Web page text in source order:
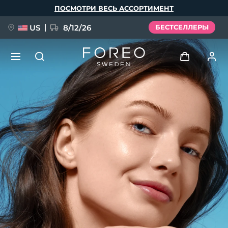
ПОСМОТРИ ВЕСЬ АССОРТИМЕНТ
US 8/12/26 БЕСТСЕЛЛЕРЫ
Войти
Профиль пользователя
Мои приборы
Мои заказы
Мои адреса
Мои подписки
НОВИНКА
FAQ™ Pure Beauty-Tech Elixir
BREAKING NEWS
issa™ Teeth Whitening Set
Язык
English Deutsch
Español
Français
Português
Polski
Русский
Türkçe
简体中文 繁體中文